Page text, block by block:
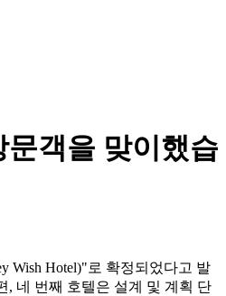
객을 맞이했습
Wish Hotel)"로 확정되었다고 발
, 네 번째 호텔은 설계 및 계획 단